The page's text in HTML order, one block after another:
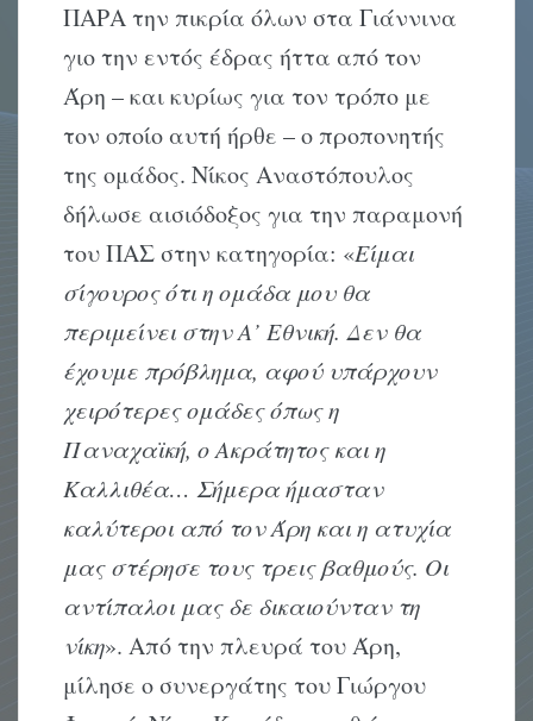
ΠΑΡΑ την πικρία όλων στα Γιάννινα
γιο την εντός έδρας ήττα από τον
Άρη – και κυρίως για τον τρόπο με
τον οποίο αυτή ήρθε – ο προπονητής
της ομάδος. Νίκος Αναστόπουλος
δήλωσε αισιόδοξος για την παραμονή
του ΠΑΣ στην κατηγορία: «Είμαι
σίγουρος ότι η ομάδα μου θα
περιμείνει στην Α’ Εθνική. Δεν θα
έχουμε πρόβλημα, αφού υπάρχουν
χειρότερες ομάδες όπως η
Παναχαϊκή, ο Ακράτητος και η
Καλλιθέα… Σήμερα ήμασταν
καλύτεροι από τον Άρη και η ατυχία
μας στέρησε τους τρεις βαθμούς. Οι
αντίπαλοι μας δε δικαιούνταν τη
νίκη». Από την πλευρά του Άρη,
μίλησε ο συνεργάτης του Γιώργου